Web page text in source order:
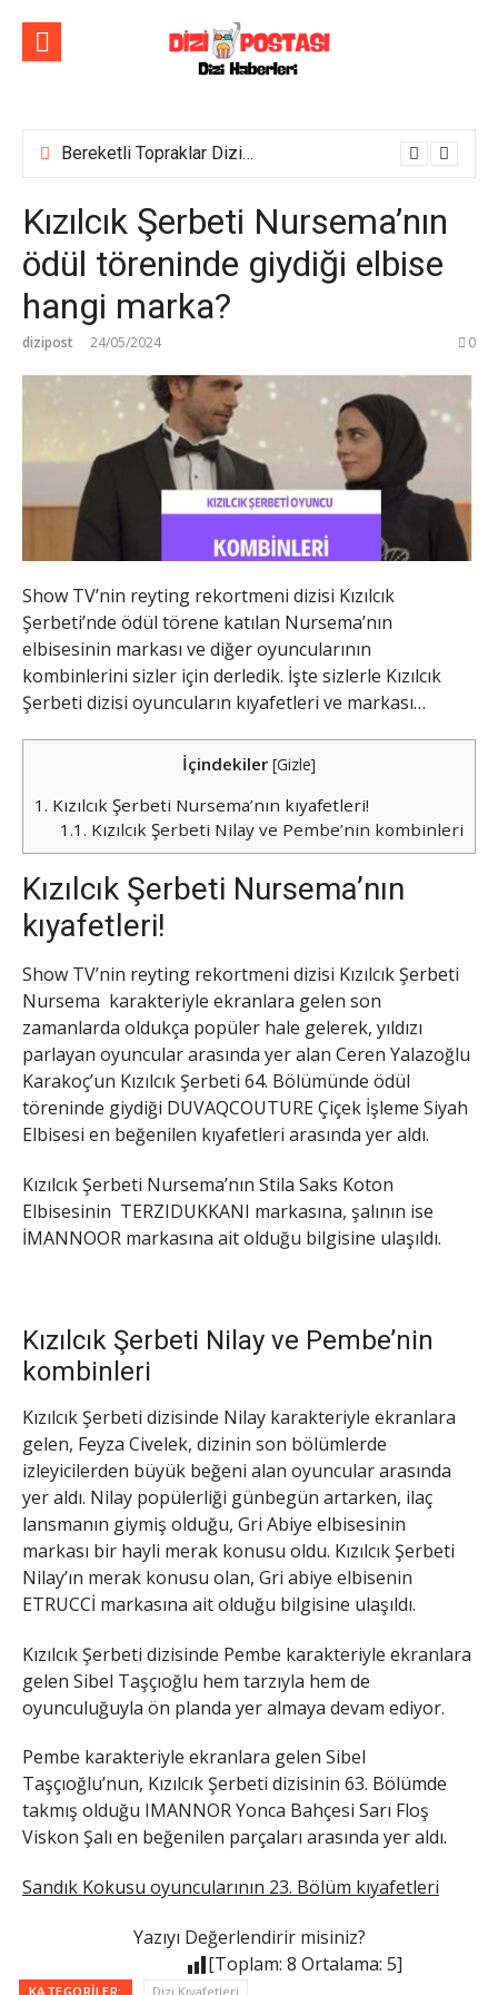
Bereketli Topraklar Dizisinin İlk Tanıtım Fragmanı Yayımlandı! Yeni dizi yakında Show TV’de başlıyor!
Kızılcık Şerbeti Nursema’nın
ödül töreninde giydiği elbise
hangi marka?
dizipost 24/05/2024 0
Show TV’nin reyting rekortmeni dizisi Kızılcık
Şerbeti’nde ödül törene katılan Nursema’nın
elbisesinin markası ve diğer oyuncularının
kombinlerini sizler için derledik. İşte sizlerle Kızılcık
Şerbeti dizisi oyuncuların kıyafetleri ve markası…
İçindekiler [Gizle]
1. Kızılcık Şerbeti Nursema’nın kıyafetleri!
1.1. Kızılcık Şerbeti Nilay ve Pembe’nin kombinleri
Kızılcık Şerbeti Nursema’nın
kıyafetleri!
Show TV’nin reyting rekortmeni dizisi Kızılcık Şerbeti
Nursema karakteriyle ekranlara gelen son
zamanlarda oldukça popüler hale gelerek, yıldızı
parlayan oyuncular arasında yer alan Ceren Yalazoğlu
Karakoç’un Kızılcık Şerbeti 64. Bölümünde ödül
töreninde giydiği DUVAQCOUTURE Çiçek İşleme Siyah
Elbisesi en beğenilen kıyafetleri arasında yer aldı.
Kızılcık Şerbeti Nursema’nın Stila Saks Koton
Elbisesinin TERZIDUKKANI markasına, şalının ise
İMANNOOR markasına ait olduğu bilgisine ulaşıldı.
Kızılcık Şerbeti Nilay ve Pembe’nin
kombinleri
Kızılcık Şerbeti dizisinde Nilay karakteriyle ekranlara
gelen, Feyza Civelek, dizinin son bölümlerde
izleyicilerden büyük beğeni alan oyuncular arasında
yer aldı. Nilay popülerliği günbegün artarken, ilaç
lansmanın giymiş olduğu, Gri Abiye elbisesinin
markası bir hayli merak konusu oldu. Kızılcık Şerbeti
Nilay’ın merak konusu olan, Gri abiye elbisenin
ETRUCCİ markasına ait olduğu bilgisine ulaşıldı.
Kızılcık Şerbeti dizisinde Pembe karakteriyle ekranlara
gelen Sibel Taşçıoğlu hem tarzıyla hem de
oyunculuğuyla ön planda yer almaya devam ediyor.
Pembe karakteriyle ekranlara gelen Sibel
Taşçıoğlu’nun, Kızılcık Şerbeti dizisinin 63. Bölümde
takmış olduğu IMANNOR Yonca Bahçesi Sarı Floş
Viskon Şalı en beğenilen parçaları arasında yer aldı.
Sandık Kokusu oyuncularının 23. Bölüm kıyafetleri
Yazıyı Değerlendirir misiniz?
[Toplam: 8 Ortalama: 5]
KATEGORILER: Dizi Kıyafetleri